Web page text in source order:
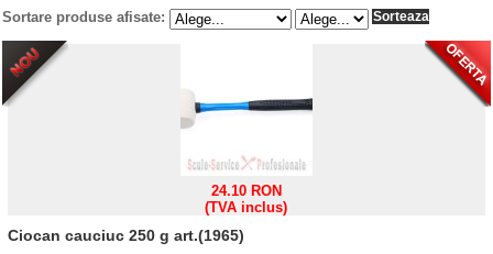
Sortare produse afisate:
24.10 RON
(TVA inclus)
Ciocan cauciuc 250 g art.(1965)